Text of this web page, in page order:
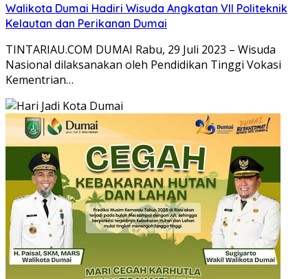
Walikota Dumai Hadiri Wisuda Angkatan VII Politeknik
Kelautan dan Perikanan Dumai
TINTARIAU.COM DUMAI Rabu, 29 Juli 2023 – Wisuda
Nasional dilaksanakan oleh Pendidikan Tinggi Vokasi
Kementrian…